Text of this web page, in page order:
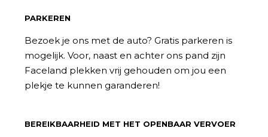
PARKEREN
Bezoek je ons met de auto? Gratis parkeren is
mogelijk. Voor, naast en achter ons pand zijn
Faceland plekken vrij gehouden om jou een
plekje te kunnen garanderen!
BEREIKBAARHEID MET HET OPENBAAR VERVOER